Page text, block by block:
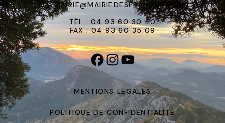
MAIRIE@MAIRIEDESERANON.FR
TÉL : 04 93 60 30 40
FAX : 04 93 60 35 09
MENTIONS LEGALES
POLITIQUE DE CONFIDENTIALITÉ